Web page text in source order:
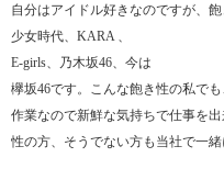
自分はアイドル好きなのですが、
少女時代、KARA 、
E-girls、乃木坂46、今は
欅坂46です。こんな飽き性の私で
作業なので新鮮な気持ちで仕事を
性の方、そうでない方も当社で一緒